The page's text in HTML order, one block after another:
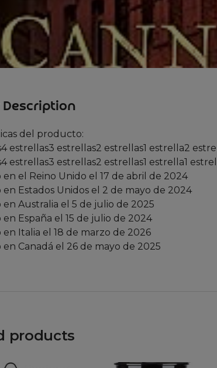
Description
del producto:
estrellas3 estrellas2 estrellas1 estrella2
estrellas3 estrellas2 estrellas1 estrella1
en el Reino Unido el 17 de abril de 2024
en Estados Unidos el 2 de mayo de 2024
en Australia el 5 de julio de 2025
en España el 15 de julio de 2024
en Italia el 18 de marzo de 2026
en Canadá el 26 de mayo de 2025
products